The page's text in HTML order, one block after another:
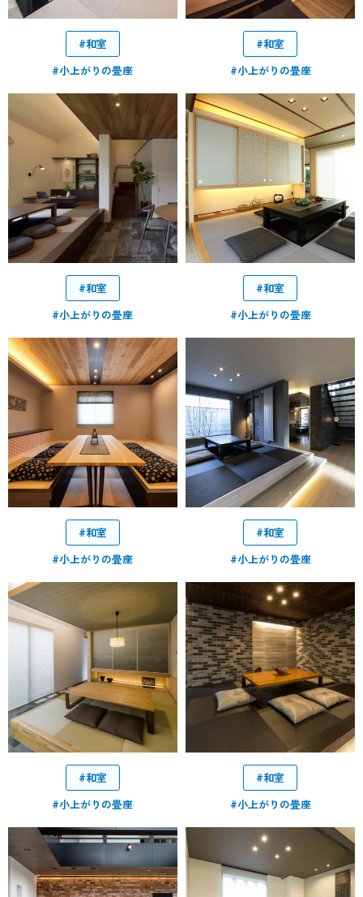
#和室
#小上がりの畳座
#和室
#小上がりの畳座
#和室
#小上がりの畳座
#和室
#小上がりの畳座
#和室
#小上がりの畳座
#和室
#小上がりの畳座
#和室
#小上がりの畳座
#和室
#小上がりの畳座